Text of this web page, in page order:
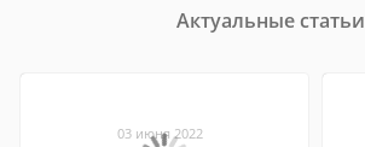
Актуальные статьи
03 июня 2022